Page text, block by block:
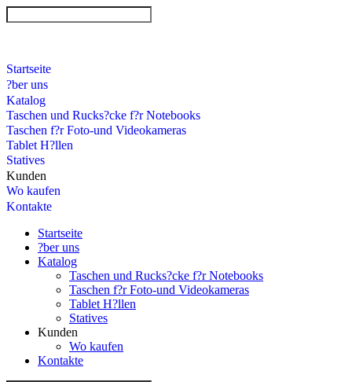
Startseite
?ber uns
Katalog
Taschen und Rucks?cke f?r Notebooks
Taschen f?r Foto-und Videokameras
Tablet H?llen
Statives
Kunden
Wo kaufen
Kontakte
Startseite
?ber uns
Katalog
Taschen und Rucks?cke f?r Notebooks
Taschen f?r Foto-und Videokameras
Tablet H?llen
Statives
Kunden
Wo kaufen
Kontakte